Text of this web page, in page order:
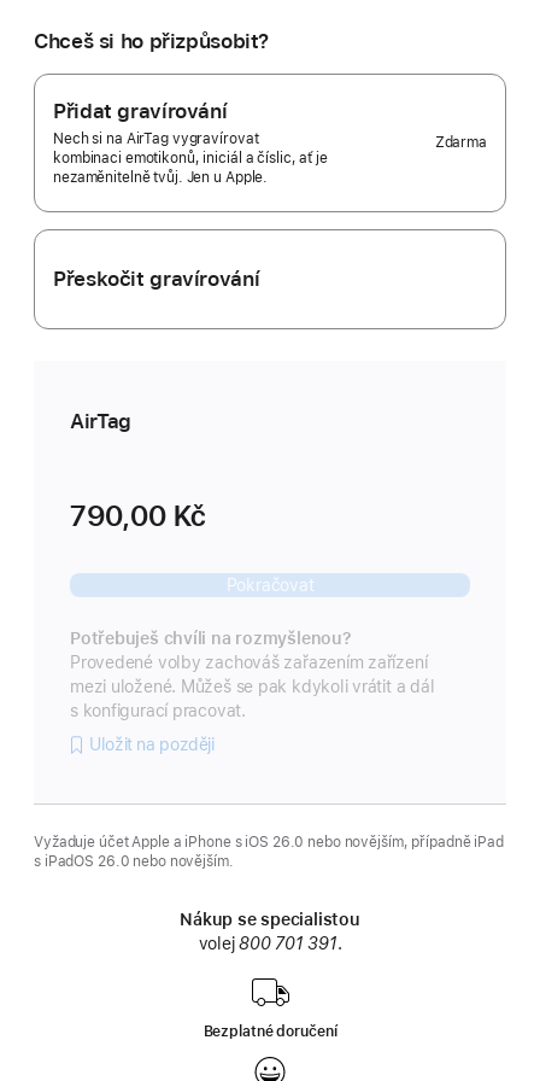
po 1
Selected)
Chceš si ho přizpůsobit?
Přidat gravírování
Nech si na AirTag vygravírovat
kombinaci emotikonů, iniciál a číslic, ať je
nezaměnitelně tvůj. Jen u Apple.
Zdarma
Přeskočit gravírování
AirTag
790,00 Kč
Pokračovat
Potřebuješ chvíli na rozmyšlenou?
Provedené volby zachováš zařazením zařízení
mezi uložené. Můžeš se pak kdykoli vrátit a dál
s konfigurací pracovat.
Uložit na později
Vyžaduje účet Apple a iPhone s iOS 26.0 nebo novějším, případně iPad
s iPadOS 26.0 nebo novějším.
Nákup se specialistou
volej800 701 391.
Bezplatné doručení